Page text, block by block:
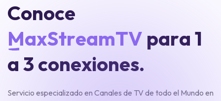
Conoce
MaxStreamTV para 1
a 3 conexiones.
Servicio especializado en Canales de TV de todo el Mundo en